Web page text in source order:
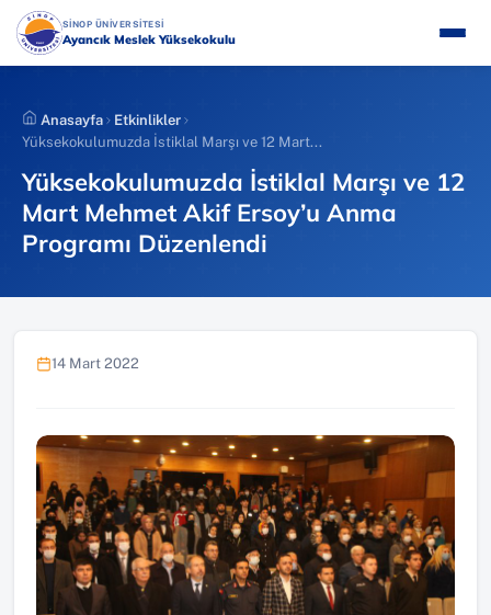
İçeriğe
atla
SİNOP ÜNİVERSİTESİ(YENI SEKMEDE AÇILIR)
Ayancık Meslek Yüksekokulu
Anasayfa
Etkinlikler
Yüksekokulumuzda İstiklal Marşı ve 12 Mart...
Yüksekokulumuzda İstiklal Marşı ve 12
Mart Mehmet Akif Ersoy’u Anma
Programı Düzenlendi
14 Mart 2022